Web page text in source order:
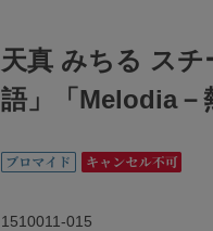
天真 みちる スチ
語」「Melodia－
1510011-015